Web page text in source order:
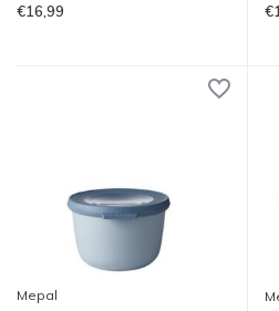
€16,99
Mepal